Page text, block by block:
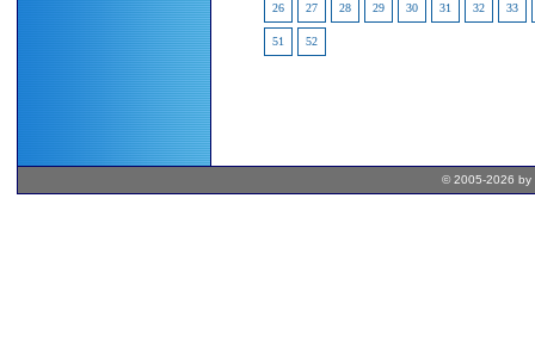
26 27 28 29 30 31 32 33
51 52
© 2005-2026 by